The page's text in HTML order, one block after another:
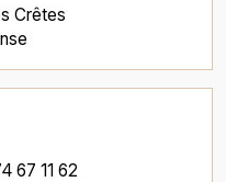
Crêtes
67 11 62